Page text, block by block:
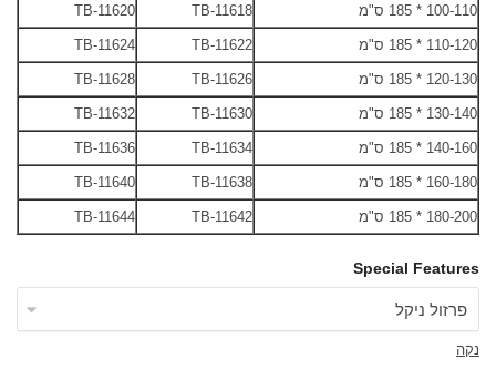
100-110 * 185 ס"מ TB-11618
TB-11620
110-120 * 185 ס"מ TB-11622
TB-11624
120-130 * 185 ס"מ TB-11626
TB-11628
130-140 * 185 ס"מ TB-11630
TB-11632
140-160 * 185 ס"מ TB-11634
TB-11636
160-180 * 185 ס"מ TB-11638
TB-11640
180-200 * 185 ס"מ TB-11642
TB-11644
Special Features
נקה